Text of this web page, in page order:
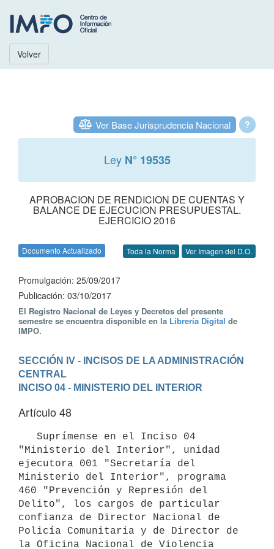
Volver
?
Ver Base Jurisprudencia Nacional
Ley N° 19535
APROBACION DE RENDICION DE CUENTAS Y
BALANCE DE EJECUCION PRESUPUESTAL.
EJERCICIO 2016
Documento Actualizado Toda la Norma Ver Imagen del D.O.
Promulgación: 25/09/2017
Publicación: 03/10/2017
El Registro Nacional de Leyes y Decretos del presente
semestre se encuentra disponible en la Librería Digital de
IMPO.
SECCIÓN IV - INCISOS DE LA ADMINISTRACIÓN
CENTRAL
INCISO 04 - MINISTERIO DEL INTERIOR
Artículo 48
"Ministerio del Interior", unidad
ejecutora 001 "Secretaría del
Ministerio del Interior", programa
460 "Prevención y Represión del
Delito", los cargos de particular
confianza de Director Nacional de
Policía Comunitaria y de Director de
la Oficina Nacional de Violencia